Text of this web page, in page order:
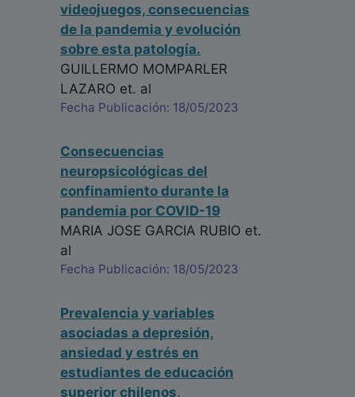
videojuegos, consecuencias
de la pandemia y evolución
sobre esta patología.
GUILLERMO MOMPARLER
LAZARO et. al
Fecha Publicación: 18/05/2023
Consecuencias
neuropsicológicas del
confinamiento durante la
pandemia por COVID-19
MARIA JOSE GARCIA RUBIO et.
al
Fecha Publicación: 18/05/2023
Prevalencia y variables
asociadas a depresión,
ansiedad y estrés en
estudiantes de educación
superior chilenos,